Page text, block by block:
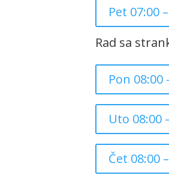
Pet 07:00
Rad sa
Pon 08:00
Uto 08:00
Čet 08:00